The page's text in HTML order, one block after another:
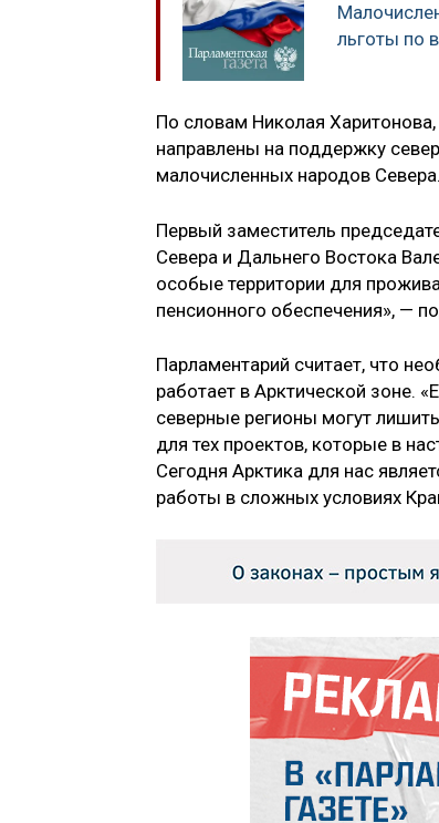
льготы по
По словам Николая
направлены на поддержку
малочисленных народов Севера.
Первый заместитель
Севера и Дальнего Востока
особые территории для
пенсионного обеспечения», —
Парламентарий считает, что
работает в Арктической зоне.
северные регионы могут
для тех проектов, которые в
Сегодня Арктика для нас
работы в сложных условиях